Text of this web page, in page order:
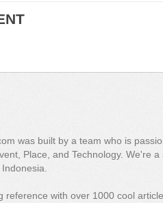
was built by a team who is
Place, and Technology. We're a
reference with over 1000 cool